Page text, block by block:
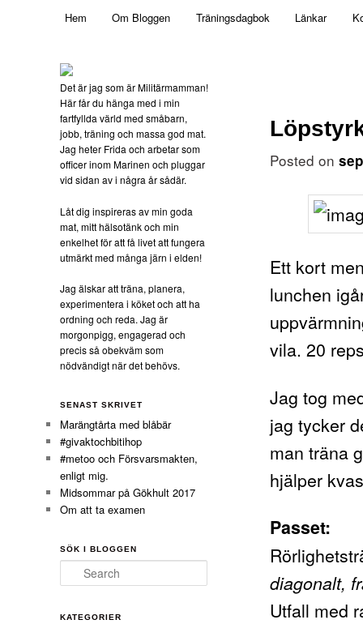
Militärmamman
Skip to primary content
Hem Om Bloggen Träningsdagbok Länkar
Posted on
Ett kort
lunchen
vila. 20
Jag tog
jag tycker
man träna
hjälper
Passet:
diagonalt,
Utfall med
Det är jag som är Militärmamman!
Här får du hänga med i min
fartfyllda värld med småbarn,
jobb, träning och massa god mat.
Jag heter Frida och arbetar som
officer inom Marinen och pluggar
vid sidan av i några år sådär.
Låt dig inspireras av min goda
mat, mitt hälsotänk och min
enkelhet för att få livet att fungera
utmärkt med många järn i elden!
Jag älskar att träna, planera,
experimentera i köket och att ha
ordning och reda. Jag är
morgonpigg, engagerad och
precis så obekväm som
nödvändigt när det behövs.
SENAST SKRIVET
Marängtårta med blåbär
#givaktochbitihop
#metoo och Försvarsmakten,
enligt mig.
Midsommar på Gökhult 2017
Om att ta examen
SÖK I BLOGGEN
Search
KATEGORIER